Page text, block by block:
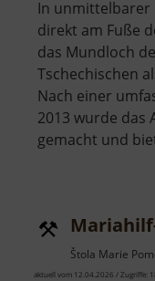
In unmittelbarer
direkt am Fuße
das Mundloch
Tschechischen
Nach einer
2013 wurde das
gemacht und
Štola Marie
aktuell vom 12.04.2026 / Zugriffe: